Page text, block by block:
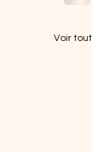
Voir tout